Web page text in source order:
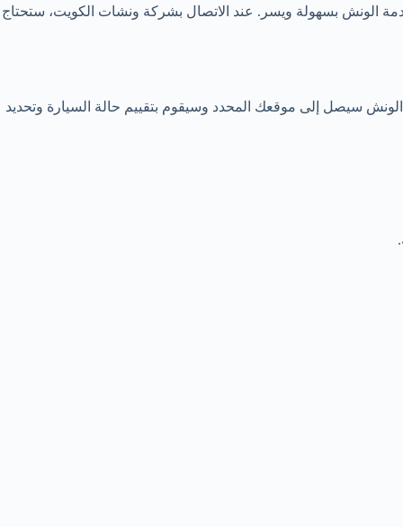
الونش بسهولة ويسر. عند الاتصال بشركة ونشات الكويت، ستحتاج
سيصل إلى موقعك المحدد وسيقوم بتقييم حالة السيارة وتحديد